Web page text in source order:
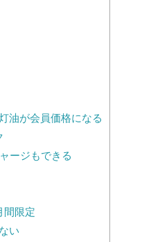
油が会員価格になる
ージもできる
間限定
い